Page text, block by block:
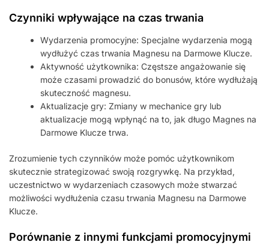
Czynniki wpływające na czas trwania
Wydarzenia promocyjne: Specjalne wydarzenia mogą
wydłużyć czas trwania Magnesu na Darmowe Klucze.
Aktywność użytkownika: Częstsze angażowanie się
może czasami prowadzić do bonusów, które wydłużają
skuteczność magnesu.
Aktualizacje gry: Zmiany w mechanice gry lub
aktualizacje mogą wpłynąć na to, jak długo Magnes na
Darmowe Klucze trwa.
Zrozumienie tych czynników może pomóc użytkownikom
skutecznie strategizować swoją rozgrywkę. Na przykład,
uczestnictwo w wydarzeniach czasowych może stwarzać
możliwości wydłużenia czasu trwania Magnesu na Darmowe
Klucze.
Porównanie z innymi funkcjami promocyjnymi